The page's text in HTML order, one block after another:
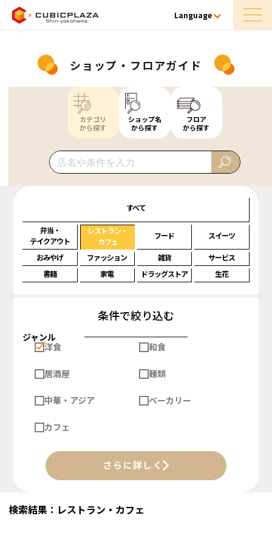
Language
ショップ・フロアガイド
カテゴリ
から探す
ショップ名
から探す
フロア
から探す
すべて
弁当・
テイクアウト
レストラン・
カフェ
フード スイーツ
おみやげ ファッション 雑貨
サービス
書籍
家電 ドラッグストア 生花
条件で絞り込む
ジャンル
洋食
和食
居酒屋 麺類
中華・アジア ベーカリー
カフェ
さらに詳しく
検索結果：レストラン・カフェ